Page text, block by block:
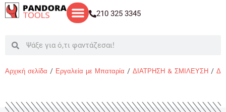
Μετάβαση
στο
210 325 3345
SearchSearch
Αρχική σελίδα / Εργαλεία με Μπαταρία / ΔΙΑΤΡΗΣΗ & ΣΜΙΛΕΥΣΗ /